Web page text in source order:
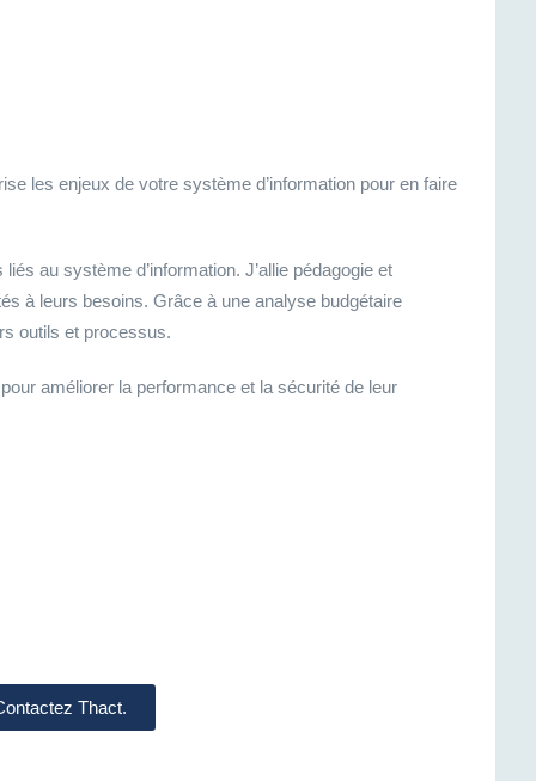
les enjeux de votre système d’information pour en faire
au système d’information. J’allie pédagogie et
à leurs besoins. Grâce à une analyse budgétaire
outils et processus.
améliorer la performance et la sécurité de leur
Thact.